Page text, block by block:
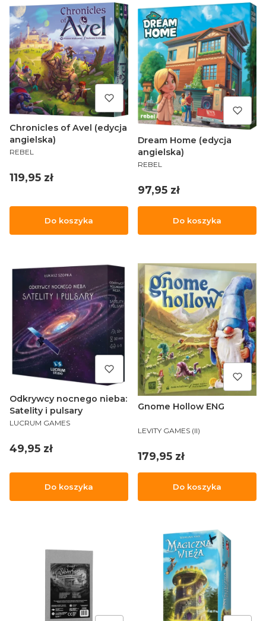
Chronicles of Avel (edycja
angielska)
PRODUCENT
REBEL
Cena
119,95 zł
Do koszyka
Dream Home (edycja
angielska)
PRODUCENT
REBEL
Cena
97,95 zł
Do koszyka
Odkrywcy nocnego nieba:
Satelity i pulsary
PRODUCENT
LUCRUM GAMES
Cena
49,95 zł
Do koszyka
Gnome Hollow ENG
PRODUCENT
LEVITY GAMES (II)
Cena
179,95 zł
Do koszyka